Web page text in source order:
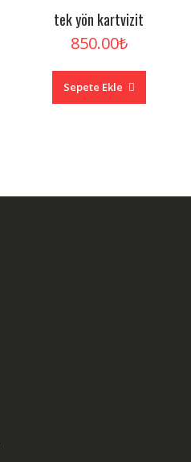
tek yön kartvizit
850.00₺
Sepete Ekle